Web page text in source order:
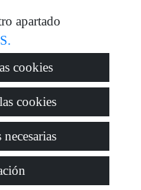
privacidad
apartado
cookies
cookies